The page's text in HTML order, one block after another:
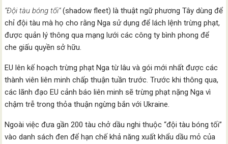
“Đội tàu bóng tối”(shadow fleet) là thuật ngữ phương Tây dùng để
chỉ đội tàu mà họ cho rằng Nga sử dụng để lách lệnh trừng phạt,
được quản lý thông qua mạng lưới các công ty bình phong để
che giấu quyền sở hữu.
EU lên kế hoạch trừng phạt Nga từ lâu và gói mới nhất được các
thành viên liên minh chấp thuận tuần trước. Trước khi thông qua,
các lãnh đạo EU cảnh báo liên minh sẽ trừng phạt nặng Nga vì
chậm trễ trong thỏa thuận ngừng bắn với Ukraine.
Ngoài việc đưa gần 200 tàu chở dầu nghi thuộc “đội tàu bóng tối”
vào danh sách đen để hạn chế khả năng xuất khẩu dầu mỏ của